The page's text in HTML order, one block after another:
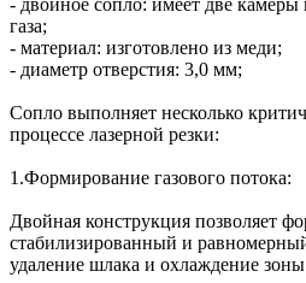
газа;
- материал: изготовлено из меди;
- диаметр отверстия: 3,0 мм;
Сопло выполняет несколько
процессе лазерной резки:
1.Формирование газового потока:
Двойная конструкция позволяет
стабилизированный и
удаление шлака и охлаждение зоны